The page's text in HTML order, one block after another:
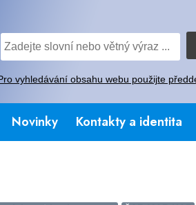
vyhledávání obsahu webu použijte
Novinky Kontakty a identita